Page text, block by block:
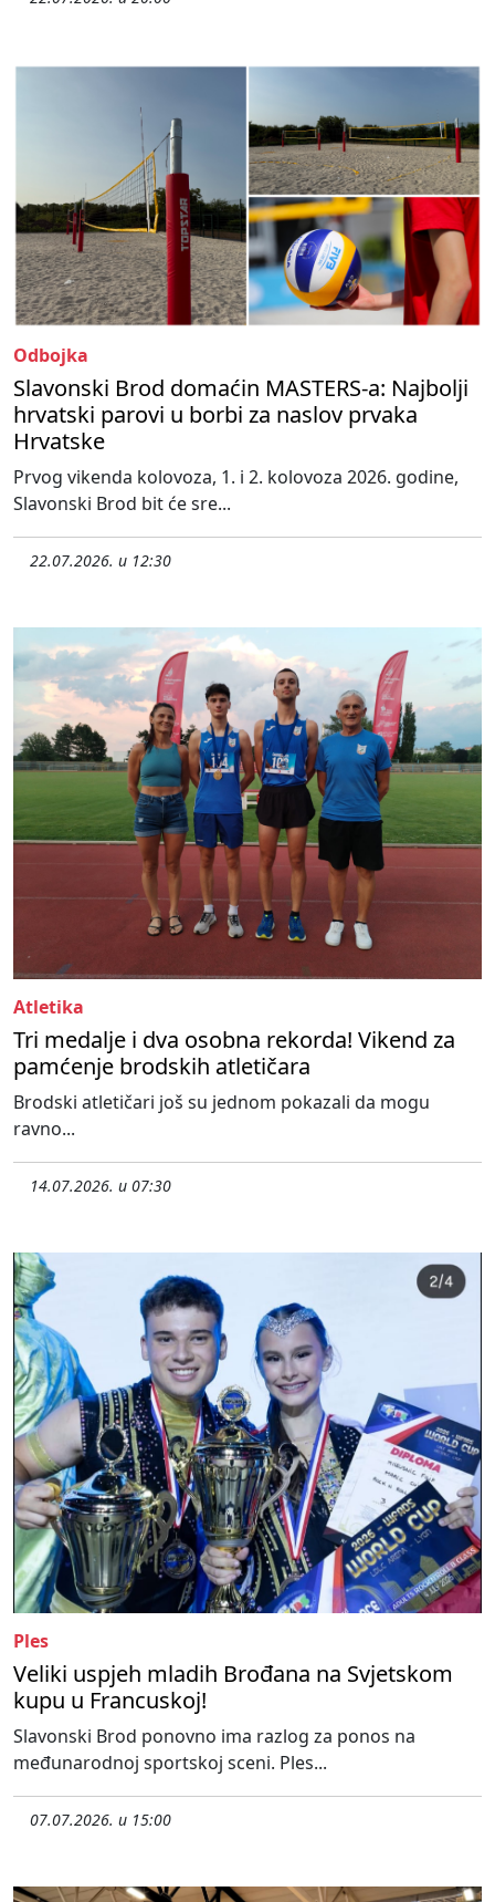
Odbojka
Slavonski Brod domaćin MASTERS-a: Najbolji
hrvatski parovi u borbi za naslov prvaka
Hrvatske
Prvog vikenda kolovoza, 1. i 2. kolovoza 2026. godine,
Slavonski Brod bit će sre...
22.07.2026. u 12:30
Atletika
Tri medalje i dva osobna rekorda! Vikend za
pamćenje brodskih atletičara
Brodski atletičari još su jednom pokazali da mogu
ravno...
14.07.2026. u 07:30
Ples
Veliki uspjeh mladih Brođana na Svjetskom
kupu u Francuskoj!
Slavonski Brod ponovno ima razlog za ponos na
međunarodnoj sportskoj sceni. Ples...
07.07.2026. u 15:00